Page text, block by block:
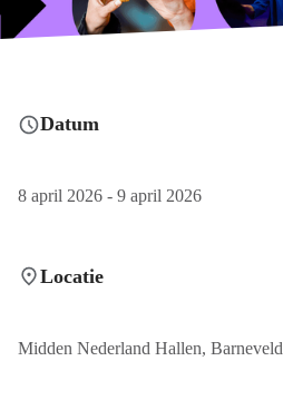
Datum
8 april 2026 - 9 april 2026
Locatie
Midden Nederland Hallen, Barneveld